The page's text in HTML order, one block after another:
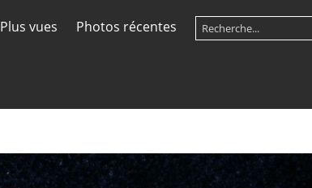
Plus vues Photos récentes